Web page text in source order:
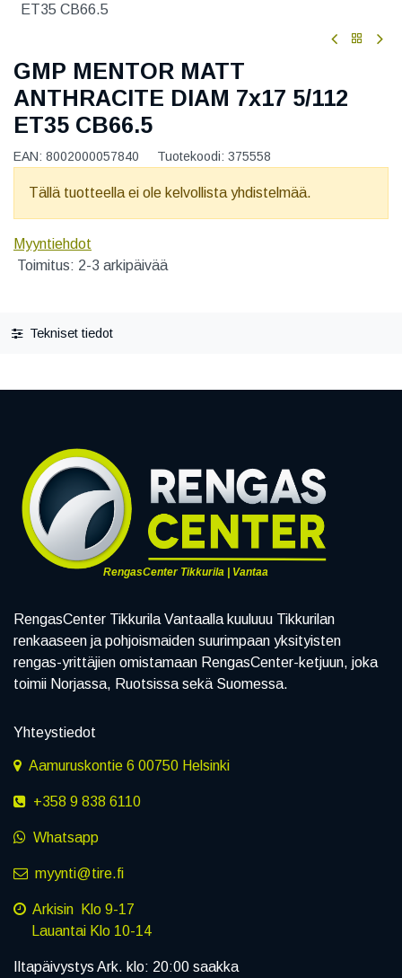
ET35 CB66.5
GMP MENTOR MATT
ANTHRACITE DIAM 7x17 5/112
ET35 CB66.5
EAN: 8002000057840 Tuotekoodi: 375558
Tällä tuotteella ei ole kelvollista yhdistelmää.
Myyntiehdot
Toimitus: 2-3 arkipäivää
Tekniset tiedot
RengasCenter Tikkurila | Vantaa
RengasCenter Tikkurila Vantaalla kuuluuu Tikkurilan
renkaaseen ja pohjoismaiden suurimpaan yksityisten
rengas-yrittäjien omistamaan RengasCenter-ketjuun, joka
toimii Norjassa, Ruotsissa sekä Suomessa.
Yhteystiedot
Aamuruskontie 6 00750 Helsinki
+358 9 838 6110
Whatsapp
myynti@tire.fi
Arkisin Klo 9-17
Lauantai Klo 10-14
Iltapäivystys Ark. klo: 20:00 saakka